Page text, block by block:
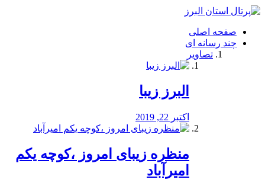
فصد
شرق
تهران
خشکشویی
صفحه اصلی
چند رسانه ای
تصاویر
البرز زیبا
اکتبر 22, 2019
منظره‌‌ زیبای امروز ،کوچه یکم
امیرآباد